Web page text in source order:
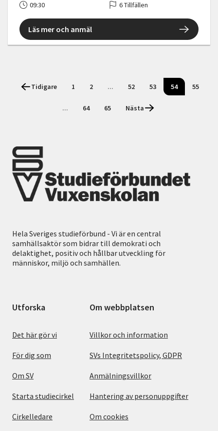
09:30
6 Tillfällen
Läs mer och anmäl
Tidigare 1 2 ... 52 53 54 55
... 64 65 Nästa
Hela Sveriges studieförbund - Vi är en central
samhällsaktör som bidrar till demokrati och
delaktighet, positiv och hållbar utveckling för
människor, miljö och samhällen.
Utforska
Det här gör vi
För dig som
Om SV
Starta studiecirkel
Cirkelledare
Om webbplatsen
Villkor och information
SVs Integritetspolicy, GDPR
Anmälningsvillkor
Hantering av personuppgifter
Om cookies